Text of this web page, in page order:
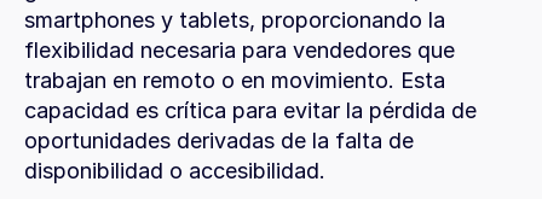
smartphones y tablets, proporcionando la
flexibilidad necesaria para vendedores que
trabajan en remoto o en movimiento. Esta
capacidad es crítica para evitar la pérdida de
oportunidades derivadas de la falta de
disponibilidad o accesibilidad.